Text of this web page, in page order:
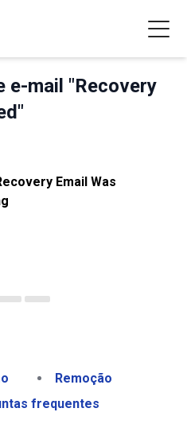
e-mail "Recovery
Email Was
Remoção
frequentes